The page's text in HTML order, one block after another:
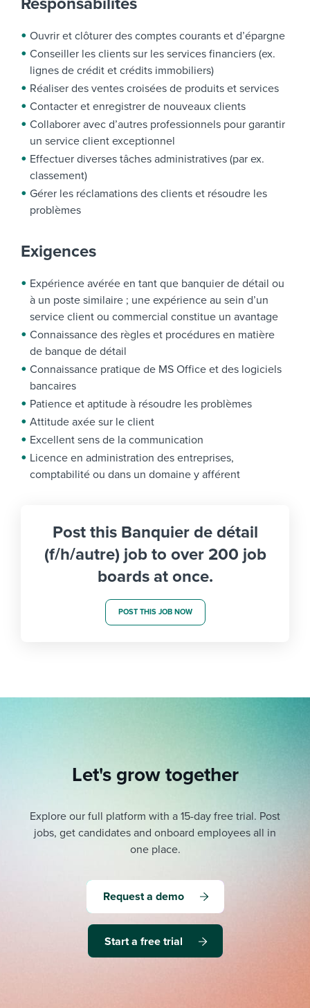
Ouvrir et clôturer des comptes courants et d’épargne
Conseiller les clients sur les services financiers (ex.
lignes de crédit et crédits immobiliers)
Réaliser des ventes croisées de produits et services
Contacter et enregistrer de nouveaux clients
Collaborer avec d’autres professionnels pour garantir
un service client exceptionnel
Effectuer diverses tâches administratives (par ex.
classement)
Gérer les réclamations des clients et résoudre les
problèmes
Exigences
Expérience avérée en tant que banquier de détail ou
à un poste similaire ; une expérience au sein d’un
service client ou commercial constitue un avantage
Connaissance des règles et procédures en matière
de banque de détail
Connaissance pratique de MS Office et des logiciels
bancaires
Patience et aptitude à résoudre les problèmes
Attitude axée sur le client
Excellent sens de la communication
Licence en administration des entreprises,
comptabilité ou dans un domaine y afférent
Post this Banquier de détail
(f/h/autre) job to over 200 job
boards at once.
POST THIS JOB NOW
Let's grow together
Explore our full platform with a 15-day free trial. Post
jobs, get candidates and onboard employees all in
one place.
Request a demo
Start a free trial